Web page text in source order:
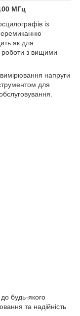
МГц
із
як для
роботи з вищими
напруги
для
будь-якого
та надійність